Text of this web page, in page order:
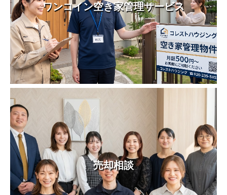
ワンコイン空き家管理サービス
売却相談